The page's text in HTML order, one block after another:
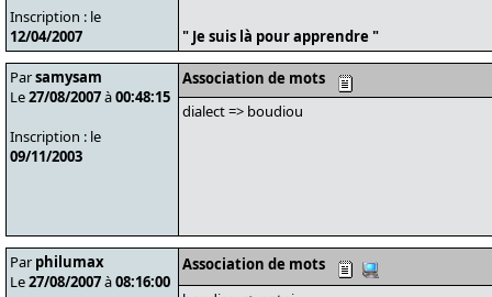
Inscription : le
12/04/2007
" Je suis là pour apprendre "
Parsamysam
Le27/08/2007à00:48:15
Inscription : le
09/11/2003
Association de mots
dialect => boudiou
Par philumax
Le27/08/2007à08:16:00
Association de mots